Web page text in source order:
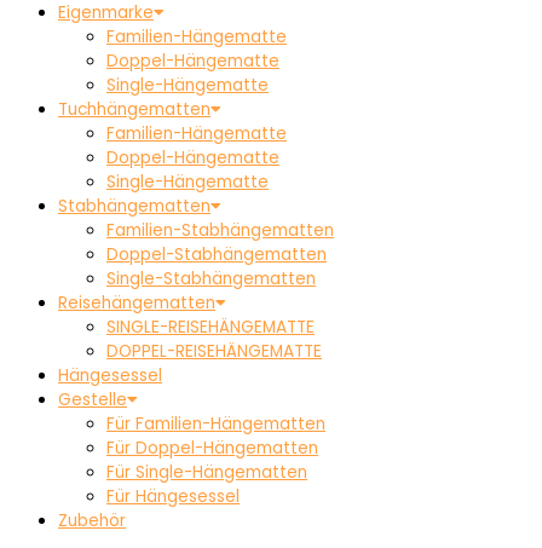
Eigenmarke
Familien-Hängematte
Doppel-Hängematte
Single-Hängematte
Tuchhängematten
Familien-Hängematte
Doppel-Hängematte
Single-Hängematte
Stabhängematten
Familien-Stabhängematten
Doppel-Stabhängematten
Single-Stabhängematten
Reisehängematten
SINGLE-REISEHÄNGEMATTE
DOPPEL-REISEHÄNGEMATTE
Hängesessel
Gestelle
Für Familien-Hängematten
Für Doppel-Hängematten
Für Single-Hängematten
Für Hängesessel
Zubehör